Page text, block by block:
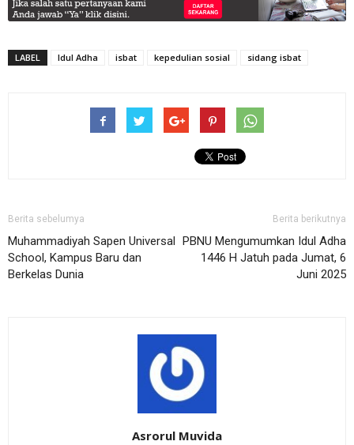
LABEL Idul Adha isbat kepedulian sosial sidang isbat
Berita sebelumya
Muhammadiyah Sapen Universal
School, Kampus Baru dan
Berkelas Dunia
Berita berikutnya
PBNU Mengumumkan Idul Adha
1446 H Jatuh pada Jumat, 6
Juni 2025
Asrorul Muvida